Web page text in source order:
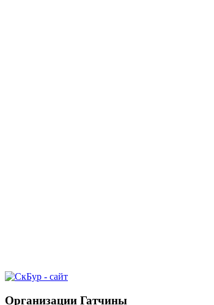
Организации Гатчины